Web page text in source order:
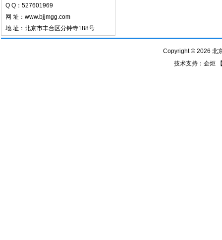
Q Q：527601969
网 址：www.bjjmgg.com
地 址：北京市丰台区分钟寺188号
Copyright © 2026 北
技术支持：企炬